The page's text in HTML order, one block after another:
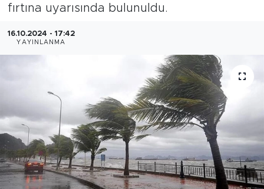
fırtına uyarısında bulunuldu.
16.10.2024 - 17:42
YAYINLANMA
Gündem
İnşaat-Emlak
Kültür-Sanat